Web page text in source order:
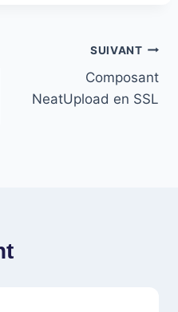
SUIVANT
Composant
NeatUpload en SSL